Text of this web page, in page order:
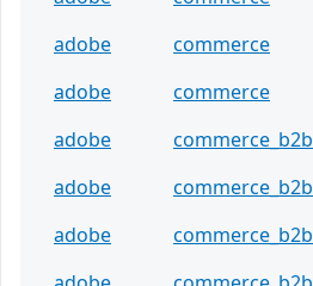
adobe
commerce
adobe
commerce
adobe
commerce_b2b
adobe
commerce_b2b
adobe
commerce_b2b